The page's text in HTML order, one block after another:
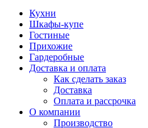
Кухни
Шкафы-купе
Гостиные
Прихожие
Гардеробные
Доставка и оплата
Как сделать заказ
Доставка
Оплата и рассрочка
О компании
Производство